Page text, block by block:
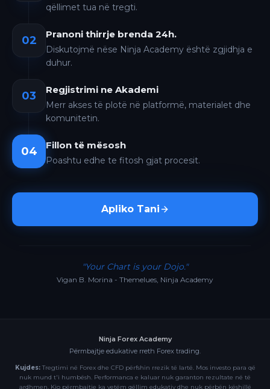
qëllimet tua në tregti.
02 Pranoni thirrje brenda 24h.
Diskutojmë nëse Ninja Academy është zgjidhja e
duhur.
03 Regjistrimi ne Akademi
Merr akses të plotë në platformë, materialet dhe
komunitetin.
04 Fillon të mësosh
Poashtu edhe te fitosh gjat procesit.
Apliko Tani
"Your Chart is your Dojo."
Vigan B. Morina - Themelues, Ninja Academy
Ninja Forex Academy
Përmbajtje edukative rreth Forex trading.
Kujdes:Tregtimi në Forex dhe CFD përfshin rrezik të lartë. Mos investo para që
nuk mund t'i humbësh. Performanca e kaluar nuk garanton rezultate në të
ardhmen. Kjo përmbajtje ka vetëm qëllim edukativ dhe nuk përbën këshillë